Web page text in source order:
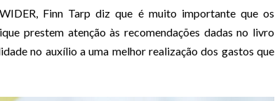
Finn Tarp diz que é muito importante que os
prestem atenção às recomendações dadas no livro
no auxílio a uma melhor realização dos gastos que